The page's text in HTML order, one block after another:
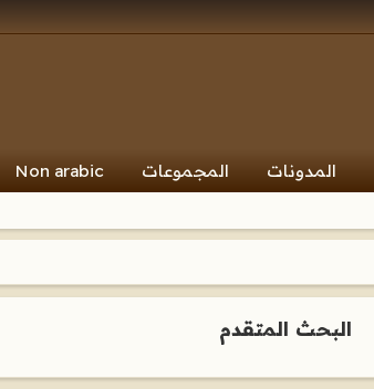
المدونات المجموعات Non arabic
البحث المتقدم